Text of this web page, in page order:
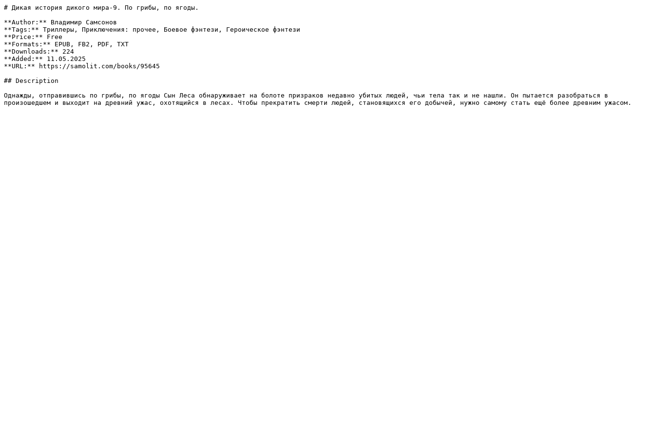
# Дикая история дикого мира-9. По грибы, по ягоды.
**Author:** Владимир Самсонов
**Tags:** Триллеры, Приключения: прочее, Боевое фэнтези, Героическое фэнтези
**Price:** Free
**Formats:** EPUB, FB2, PDF, TXT
**Downloads:** 224
**Added:** 11.05.2025
**URL:** https://samolit.com/books/95645
## Description
Однажды, отправившись по грибы, по ягоды Сын Леса обнаруживает на болоте призраков недавно убитых людей, чьи тела так и не нашли. Он пытается разобраться в
произошедшем и выходит на древний ужас, охотящийся в лесах. Чтобы прекратить смерти людей, становящихся его добычей, нужно самому стать ещё более древним ужасом.